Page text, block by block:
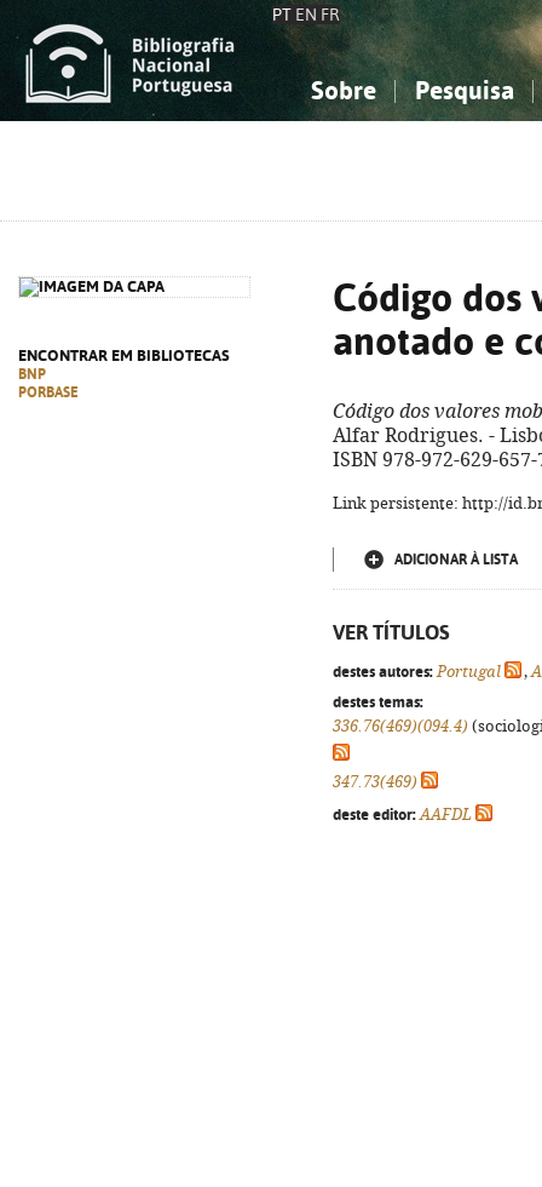
PT EN FR
Sobre Pesquisa
ENCONTRAR EM BIBLIOTECAS
BNP
PORBASE
Código dos
anotado e
Código dos valores
Alfar Rodrigues. -
ISBN 978-972-629-657-
Link persistente: http://
ADICIONAR À LISTA
VER TÍTULOS
destes autores: Portugal ,
destes temas:
336.76(469)(094.4)
347.73(469)
deste editor: AAFDL